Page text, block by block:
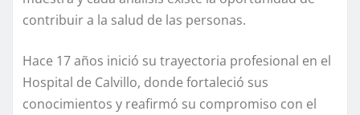
contribuir a la salud de las personas.
Hace 17 años inició su trayectoria profesional en el
Hospital de Calvillo, donde fortaleció sus
conocimientos y reafirmó su compromiso con el